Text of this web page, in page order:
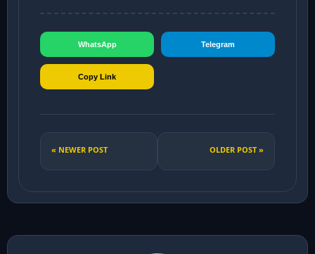
WhatsApp Telegram
Copy Link
« NEWER POST OLDER POST »